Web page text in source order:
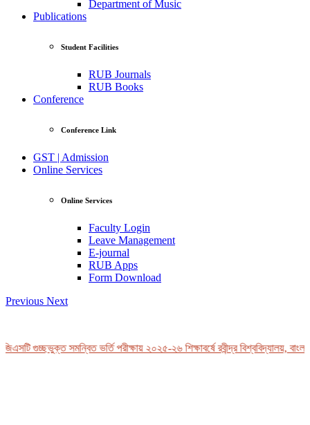
Department of Music
Publications
Student Facilities
RUB Journals
RUB Books
Conference
Conference Link
GST | Admission
Online Services
Online Services
Faculty Login
Leave Management
E-journal
RUB Apps
Form Download
Previous Next
গুচ্ছভুক্ত সমন্বিত ভর্তি পরীক্ষায় ২০২৫-২৬ শিক্ষাবর্ষে রবীন্দ্র বিশ্ববিদ্যালয়,